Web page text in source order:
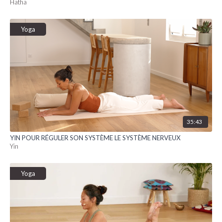
Hatha
Yoga
35:43
YIN POUR RÉGULER SON SYSTÈME LE SYSTÈME NERVEUX
Yin
Yoga